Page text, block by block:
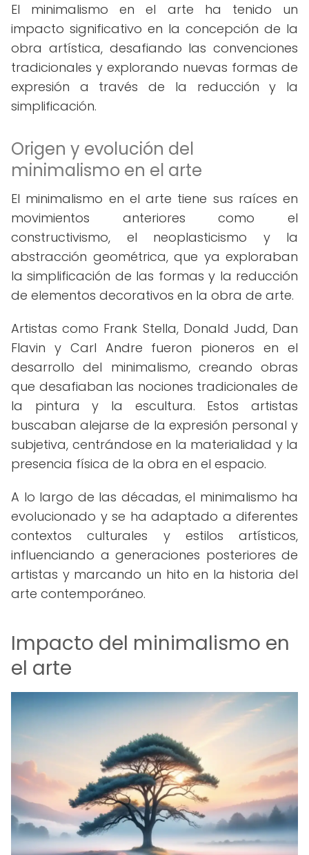
El minimalismo en el arte ha tenido un
impacto significativo en la concepción de la
obra artística, desafiando las convenciones
tradicionales y explorando nuevas formas de
expresión a través de la reducción y la
simplificación.
Origen y evolución del
minimalismo en el arte
El minimalismo en el arte tiene sus raíces en
movimientos anteriores como el
constructivismo, el neoplasticismo y la
abstracción geométrica, que ya exploraban
la simplificación de las formas y la reducción
de elementos decorativos en la obra de arte.
Artistas como Frank Stella, Donald Judd, Dan
Flavin y Carl Andre fueron pioneros en el
desarrollo del minimalismo, creando obras
que desafiaban las nociones tradicionales de
la pintura y la escultura. Estos artistas
buscaban alejarse de la expresión personal y
subjetiva, centrándose en la materialidad y la
presencia física de la obra en el espacio.
A lo largo de las décadas, el minimalismo ha
evolucionado y se ha adaptado a diferentes
contextos culturales y estilos artísticos,
influenciando a generaciones posteriores de
artistas y marcando un hito en la historia del
arte contemporáneo.
Impacto del minimalismo en
el arte